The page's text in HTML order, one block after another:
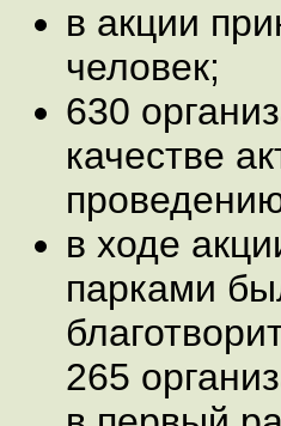
в акции
человек;
630
качестве
в ходе
парками
265